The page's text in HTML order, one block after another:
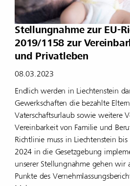
Stellungnahme zur EU-
2019/1158 zur
und Privatleben
08.03.2023
Endlich werden in Liechtenstein
Gewerkschaften die bezahlte
Vaterschaftsurlaub sowie weitere
Vereinbarkeit von Familie und
Richtlinie muss in Liechtenstein bis
2024 in die Gesetzgebung
unserer Stellungnahme gehen wir
Punkte des